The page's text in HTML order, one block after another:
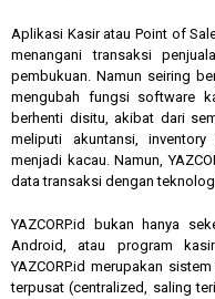
Aplikasi Kasir atau Point of
menangani transaksi
pembukuan. Namun seiring
mengubah fungsi software
berhenti disitu, akibat dari
meliputi akuntansi,
menjadi kacau. Namun,
data transaksi dengan
YAZCORP.id bukan hanya
Android, atau program
YAZCORP.id merupakan
terpusat (centralized, saling